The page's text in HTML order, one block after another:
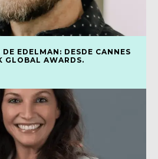
EDELMAN: DESDE CANNES
GLOBAL AWARDS.